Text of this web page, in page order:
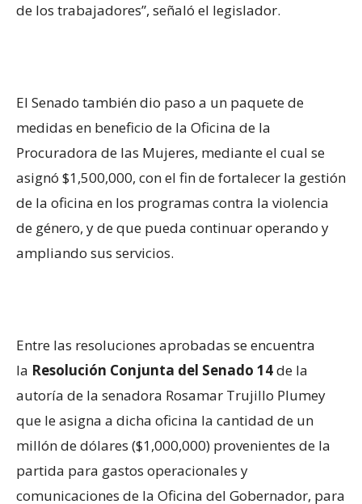
de los trabajadores”, señaló el legislador.
El Senado también dio paso a un paquete de
medidas en beneficio de la Oficina de la
Procuradora de las Mujeres, mediante el cual se
asignó $1,500,000, con el fin de fortalecer la gestión
de la oficina en los programas contra la violencia
de género, y de que pueda continuar operando y
ampliando sus servicios.
Entre las resoluciones aprobadas se encuentra
la Resolución Conjunta del Senado 14de la
autoría de la senadora Rosamar Trujillo Plumey
que le asigna a dicha oficina la cantidad de un
millón de dólares ($1,000,000) provenientes de la
partida para gastos operacionales y
comunicaciones de la Oficina del Gobernador, para